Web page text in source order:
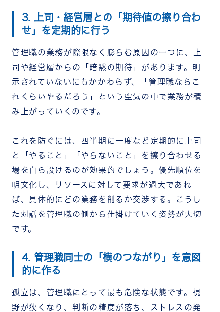
3. 上司・経営層との「期待値の擦り合わ
せ」を定期的に行う
管理職の業務が際限なく膨らむ原因の一つに、上
司や経営層からの「暗黙の期待」があります。明
示されていないにもかかわらず、「管理職ならこ
れくらいやるだろう」という空気の中で業務が積
み上がっていくのです。
これを防ぐには、四半期に一度など定期的に上司
と「やること」「やらないこと」を擦り合わせる
場を自ら設けるのが効果的でしょう。優先順位を
明文化し、リソースに対して要求が過大であれ
ば、具体的にどの業務を削るか交渉する。こうし
た対話を管理職の側から仕掛けていく姿勢が大切
です。
4. 管理職同士の「横のつながり」を意図
的に作る
孤立は、管理職にとって最も危険な状態です。視
野が狭くなり、判断の精度が落ち、ストレスの発